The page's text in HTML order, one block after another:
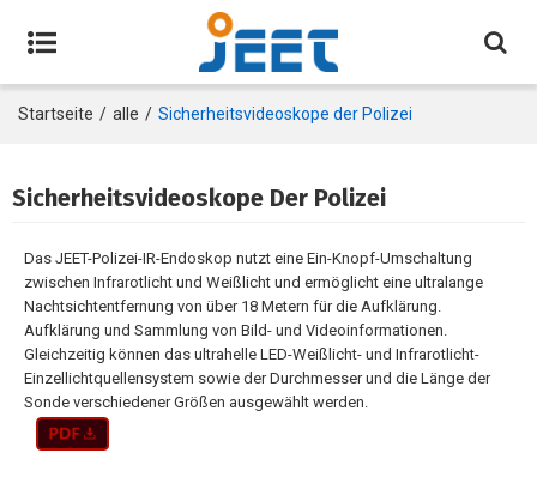
Startseite / alle / Sicherheitsvideoskope der Polizei
Sicherheitsvideoskope Der Polizei
Das JEET-Polizei-IR-Endoskop nutzt eine Ein-Knopf-Umschaltung
zwischen Infrarotlicht und Weißlicht und ermöglicht eine ultralange
Nachtsichtentfernung von über 18 Metern für die Aufklärung.
Aufklärung und Sammlung von Bild- und Videoinformationen.
Gleichzeitig können das ultrahelle LED-Weißlicht- und Infrarotlicht-
Einzellichtquellensystem sowie der Durchmesser und die Länge der
Sonde verschiedener Größen ausgewählt werden.